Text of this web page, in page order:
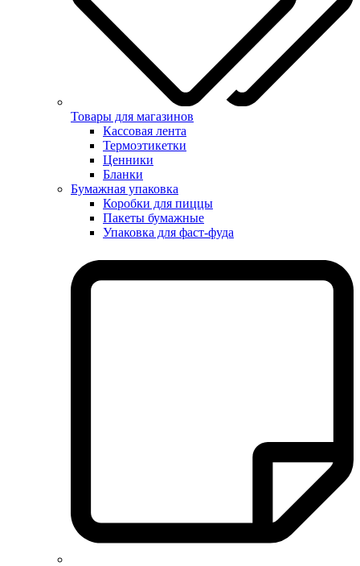
Товары для магазинов
Кассовая лента
Термоэтикетки
Ценники
Бланки
Бумажная упаковка
Коробки для пиццы
Пакеты бумажные
Упаковка для фаст-фуда